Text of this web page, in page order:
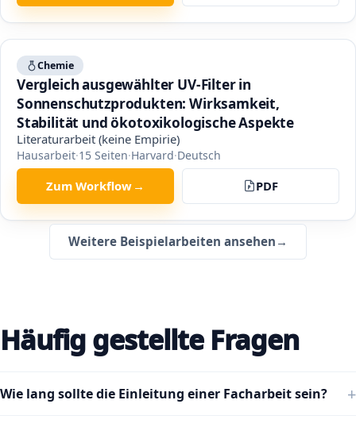
Chemie
Vergleich ausgewählter UV-Filter in
Sonnenschutzprodukten: Wirksamkeit,
Stabilität und ökotoxikologische Aspekte
Literaturarbeit (keine Empirie)
Hausarbeit·15 Seiten·Harvard·Deutsch
Zum Workflow → PDF
Weitere Beispielarbeiten ansehen →
Häufig gestellte Fragen
Wie lang sollte die Einleitung einer Facharbeit sein?